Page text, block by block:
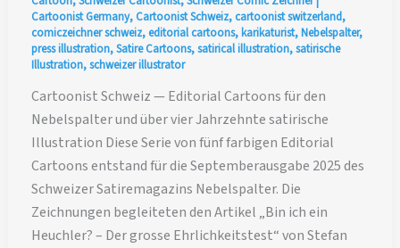
Cartoonist Germany, Cartoonist Schweiz, cartoonist switzerland,
comiczeichner schweiz, editorial cartoons,karikaturist,Nebelspalter,
press illustration,Satire Cartoons,satirical illustration,satirische
Illustration,schweizer illustrator
Cartoonist Schweiz — Editorial Cartoons für den
Nebelspalter und über vier Jahrzehnte satirische
Illustration Diese Serie von fünf farbigen Editorial
Cartoons entstand für die Septemberausgabe 2025 des
Schweizer Satiremagazins Nebelspalter. Die
Zeichnungen begleiteten den Artikel „Bin ich ein
Heuchler? – Der grosse Ehrlichkeitstest“ von Stefan